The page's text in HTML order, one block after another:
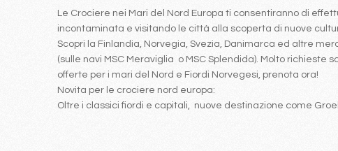
Le Crociere nei Mari del Nord Europa ti consentiranno di
incontaminata e visitando le città alla scoperta di nuove
Scopri la Finlandia, Norvegia, Svezia, Danimarca ed altre
(sulle navi MSC Meraviglia o MSC Splendida). Molto
offerte per i mari del Nord e Fiordi Norvegesi, prenota ora!
Novita per le crociere nord europa:
Oltre i classici fiordi e capitali, nuove destinazione come